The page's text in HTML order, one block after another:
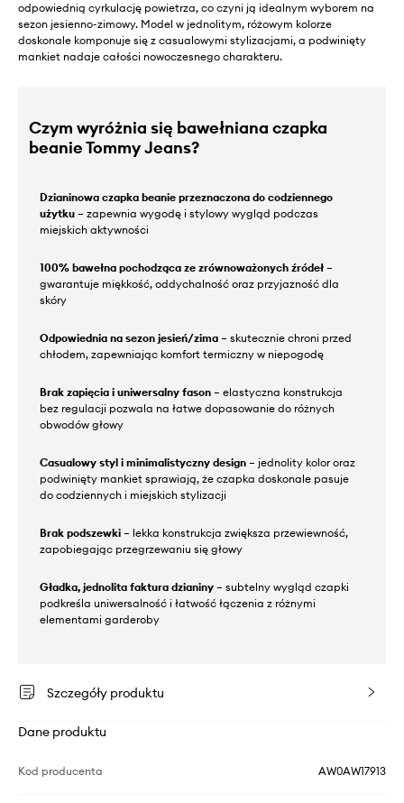
odpowiednią cyrkulację powietrza, co czyni ją idealnym wyborem na
sezon jesienno-zimowy. Model w jednolitym, różowym kolorze
doskonale komponuje się z casualowymi stylizacjami, a podwinięty
mankiet nadaje całości nowoczesnego charakteru.
Czym wyróżnia się bawełniana czapka
beanie Tommy Jeans?
Dzianinowa czapka beanie przeznaczona do codziennego
użytku – zapewnia wygodę i stylowy wygląd podczas
miejskich aktywności
100% bawełna pochodząca ze zrównoważonych źródeł –
gwarantuje miękkość, oddychalność oraz przyjazność dla
skóry
Odpowiednia na sezon jesień/zima – skutecznie chroni przed
chłodem, zapewniając komfort termiczny w niepogodę
Brak zapięcia i uniwersalny fason – elastyczna konstrukcja
bez regulacji pozwala na łatwe dopasowanie do różnych
obwodów głowy
Casualowy styl i minimalistyczny design – jednolity kolor oraz
podwinięty mankiet sprawiają, że czapka doskonale pasuje
do codziennych i miejskich stylizacji
Brak podszewki – lekka konstrukcja zwiększa przewiewność,
zapobiegając przegrzewaniu się głowy
Gładka, jednolita faktura dzianiny – subtelny wygląd czapki
podkreśla uniwersalność i łatwość łączenia z różnymi
elementami garderoby
Szczegóły produktu
Dane produktu
Kod producenta AW0AW17913